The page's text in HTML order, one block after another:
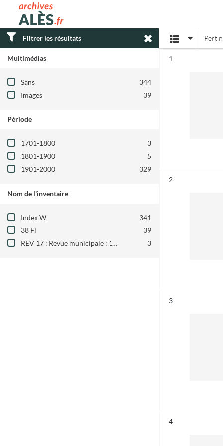
Archives municipales d'Alès
Filtrer les résultats
Multimédias
Filtre les résultats par : Multimédias
Sans
344
Images
39
Période
Filtre les résultats par : Période
1701-1800
3
1801-1900
5
1901-2000
329
Nom de l'inventaire
Filtre les résultats par : Nom de l'inventaire
Index W
341
38 Fi
39
REV 17 : Revue municipale : 1970-1985
3
Affichage
1
2
3
4